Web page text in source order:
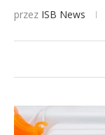
przez ISB News